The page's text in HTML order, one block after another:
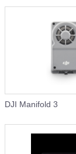
DJI Manifold 3